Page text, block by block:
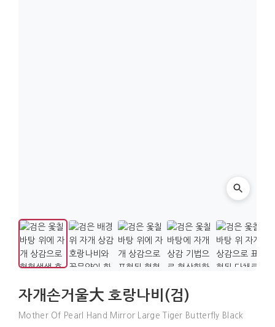
자개손거울大 호랑나비(검)
Mother Of Pearl Hand Mirror Large Tiger Butterfly Black